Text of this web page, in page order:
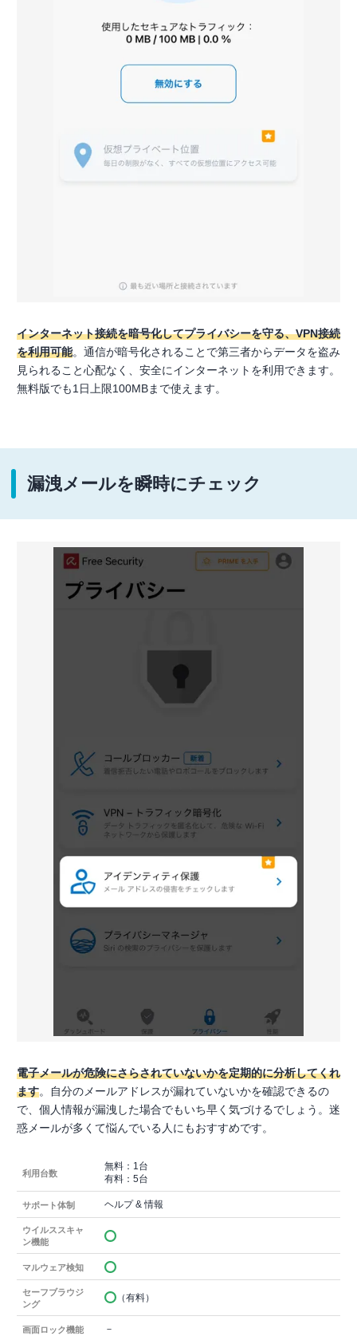
インターネット接続を暗号化してプライバシーを守る、VPN接続
を利用可能。通信が暗号化されることで第三者からデータを盗み
見られること心配なく、安全にインターネットを利用できます。
無料版でも1日上限100MBまで使えます。
漏洩メールを瞬時にチェック
電子メールが危険にさらされていないかを定期的に分析してくれ
ます。自分のメールアドレスが漏れていないかを確認できるの
で、個人情報が漏洩した場合でもいち早く気づけるでしょう。迷
惑メールが多くて悩んでいる人にもおすすめです。
利用台数
無料：1台
有料：5台
サポート体制 ヘルプ & 情報
ウイルススキャ
ン機能
マルウェア検知
セーフブラウジ
ング
（有料）
画面ロック機能 －